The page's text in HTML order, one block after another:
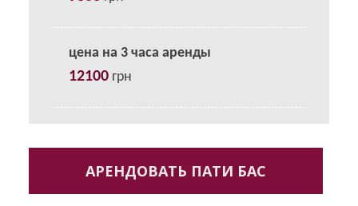
цена на 3 часа аренды
12100 грн
АРЕНДОВАТЬ ПАТИ БАС